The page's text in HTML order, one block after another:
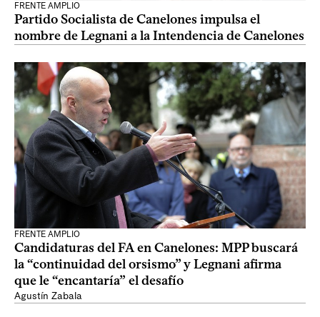
FRENTE AMPLIO
Partido Socialista de Canelones impulsa el
nombre de Legnani a la Intendencia de Canelones
FRENTE AMPLIO
Candidaturas del FA en Canelones: MPP buscará
la “continuidad del orsismo” y Legnani afirma
que le “encantaría” el desafío
Agustín Zabala